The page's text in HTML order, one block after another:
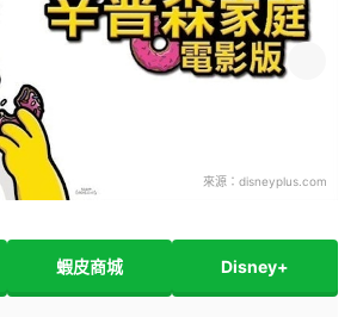
來源： disneyplus.com
蝦皮商城 Disney+